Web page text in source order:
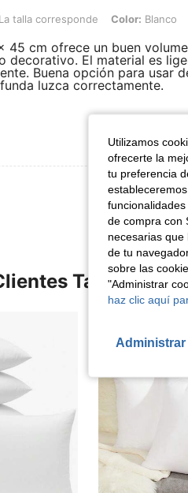
corresponde, Color: Blanco,
La talla corresponde Color: Blanco
45 cm ofrece un buen
decorativo. El material es
Buena opción para usar
luzca correctamente.
Ver Más
También
Utilizamos
ofrecerte la
tu preferencia
de compra con
necesarias
de tu
sobre las
"Administrar
haz clic aquí